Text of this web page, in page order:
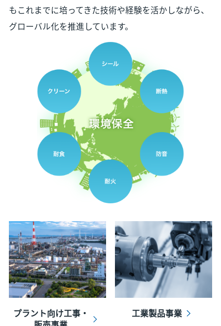
もこれまでに培ってきた技術や経験を活かしながら、
グローバル化を推進しています。
プラント向け工事・
工業製品事業